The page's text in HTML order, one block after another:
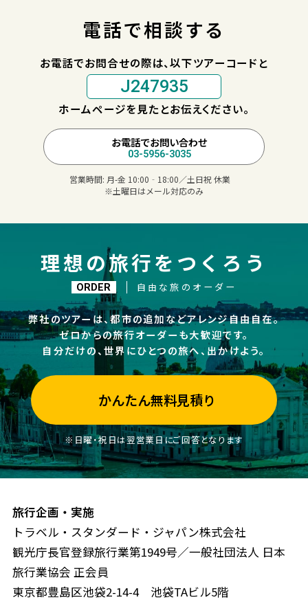
電話で相談する
お電話でお問合せの際は、以下ツアーコードと
J247935
ホームページを見たとお伝えください。
お電話でお問い合わせ
03-5956-3035
営業時間: 月-金 10:00‐18:00／土日祝 休業
※土曜日はメール対応のみ
理想の旅行をつくろう
ORDER 自由な旅のオーダー
弊社のツアーは、都市の追加などアレンジ自由自在。
ゼロからの旅行オーダーも大歓迎です。
自分だけの、世界にひとつの旅へ、出かけよう。
かんたん無料見積り
※日曜・祝日は翌営業日にご回答となります
旅行企画・実施
トラベル・スタンダード・ジャパン株式会社
観光庁長官登録旅行業第1949号／一般社団法人 日本
旅行業協会 正会員
東京都豊島区池袋2-14-4 池袋TAビル5階